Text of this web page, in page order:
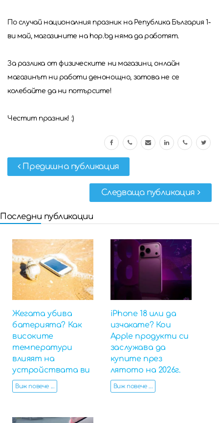
По случай националния празник на Република България 1-
ви май, магазините на hop.bg няма да работят.
За разлика от физическите ни магазини, онлайн
магазинът ни работи денонощно, затова не се
колебайте да ни потърсите!
Честит празник! :)
Предишна публикация
Следваща публикация
Последни публикации
Жегата убива
батерията? Как
високите
температури
влияят на
устройствата ви
Виж повече ...
iPhone 18 или да
изчакате? Кои
Apple продукти си
заслужава да
купите през
лятото на 2026г.
Виж повече ...